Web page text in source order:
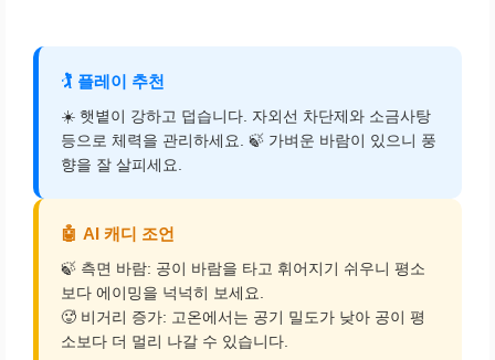
🏌️ 플레이 추천
☀️ 햇볕이 강하고 덥습니다. 자외선 차단제와 소금사탕
등으로 체력을 관리하세요. 🍃 가벼운 바람이 있으니 풍
향을 잘 살피세요.
🤖 AI 캐디 조언
🍃 측면 바람: 공이 바람을 타고 휘어지기 쉬우니 평소
보다 에이밍을 넉넉히 보세요.
🥵 비거리 증가: 고온에서는 공기 밀도가 낮아 공이 평
소보다 더 멀리 나갈 수 있습니다.